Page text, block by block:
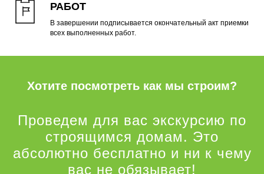
РАБОТ
В завершении подписывается окончательный акт приемки
всех выполненных работ.
Хотите посмотреть как мы строим?
Проведем для вас экскурсию по
строящимся домам. Это
абсолютно бесплатно и ни к чему
вас не обязывает!